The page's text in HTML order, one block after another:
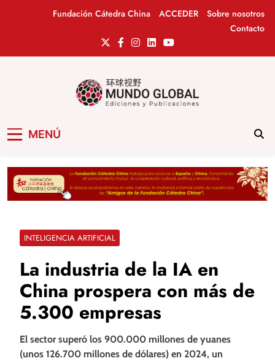
Fundación Cátedra China ACCEDER
Sobre nosotros
Contacto
MENÚ
INTELIGENCIA ARTIFICIAL
La industria de la IA en
China prospera con más de
5.300 empresas
El sector superó los 900.000 millones de yuanes
(unos 126.700 millones de dólares) en 2024, un